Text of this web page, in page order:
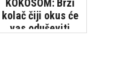
KOKOSOM: Brzi
kolač čiji okus će
vas oduševiti